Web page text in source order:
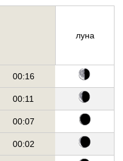
луна
00:16
00:11
00:07
00:02